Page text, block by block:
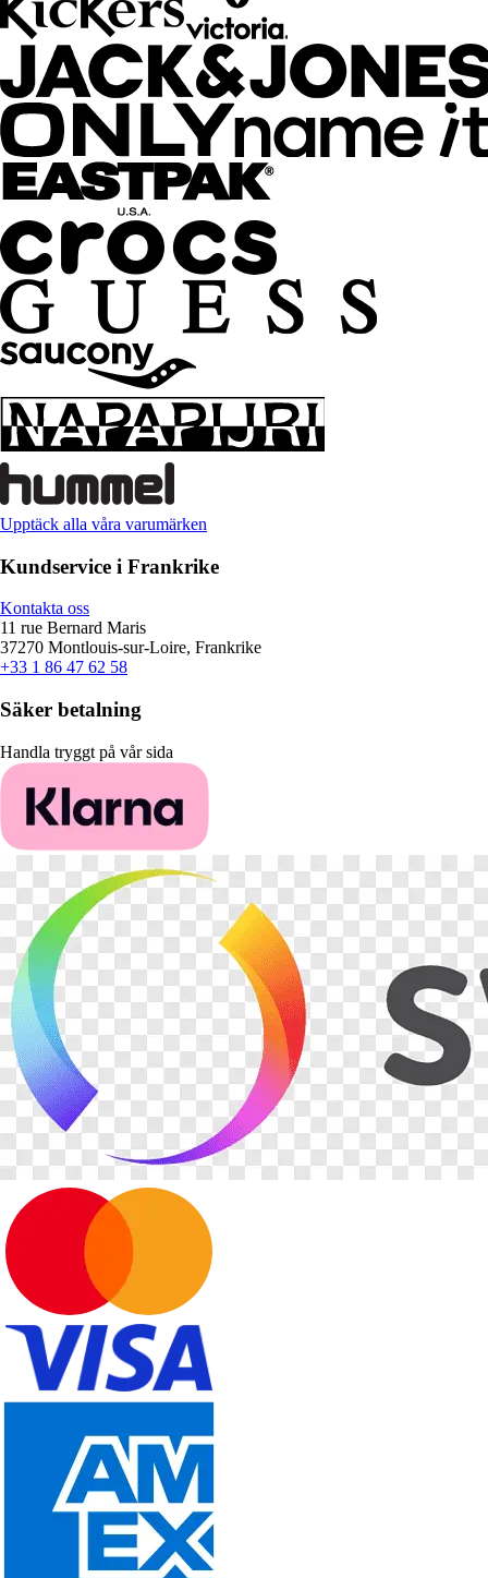
Upptäck alla våra varumärken
Kundservice i Frankrike
Kontakta oss
11 rue Bernard Maris
37270 Montlouis-sur-Loire, Frankrike
+33 1 86 47 62 58
Säker betalning
Handla tryggt på vår sida